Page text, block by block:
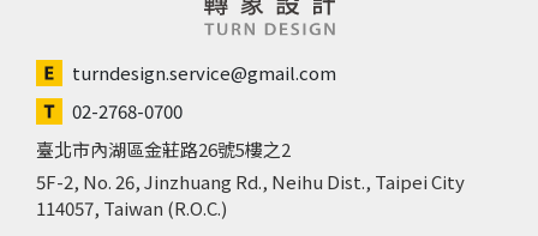
turndesign.service@gmail.com
02-2768-0700
臺北市內湖區金莊路26號5樓之2
5F-2, No. 26, Jinzhuang Rd., Neihu Dist., Taipei City
114057, Taiwan (R.O.C.)